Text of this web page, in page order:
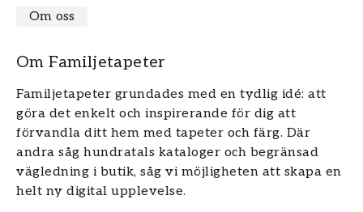
Om oss
Om Familjetapeter
Familjetapeter grundades med en tydlig idé: att
göra det enkelt och inspirerande för dig att
förvandla ditt hem med tapeter och färg. Där
andra såg hundratals kataloger och begränsad
vägledning i butik, såg vi möjligheten att skapa en
helt ny digital upplevelse.